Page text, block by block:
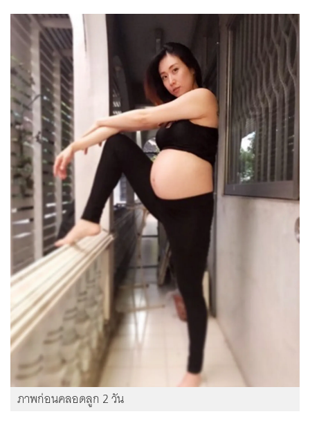
ภาพก่อนคลอดลูก 2 วัน